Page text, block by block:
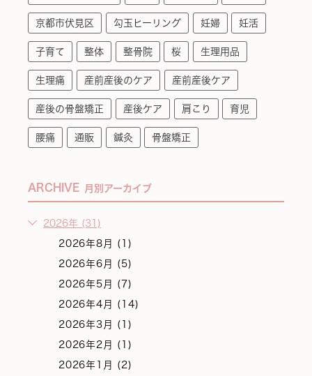
京都市伏見区 勾玉ヒーリング 妊婦 妊活
子育て 整体 整骨院 桜 生理用品
生理痛 産前産後のケア 産前産後ケア
産後の骨盤矯正 産後ケア 肩こり 育児
腰痛 通販 鍼灸 骨盤矯正
ARCHIVE 月別アーカイブ
2026年 (31)
2026年8月 (1)
2026年6月 (5)
2026年5月 (7)
2026年4月 (14)
2026年3月 (1)
2026年2月 (1)
2026年1月 (2)